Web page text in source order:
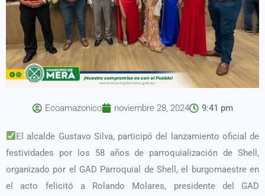
Ecoamazonico noviembre 28, 2024 9:41 pm
El alcalde Gustavo Silva, participó del lanzamiento oficial de
festividades por los 58 años de parroquialización de Shell,
organizado por el GAD Parroquial de Shell, el burgomaestre en
el acto felicitó a Rolando Molares, presidente del GAD